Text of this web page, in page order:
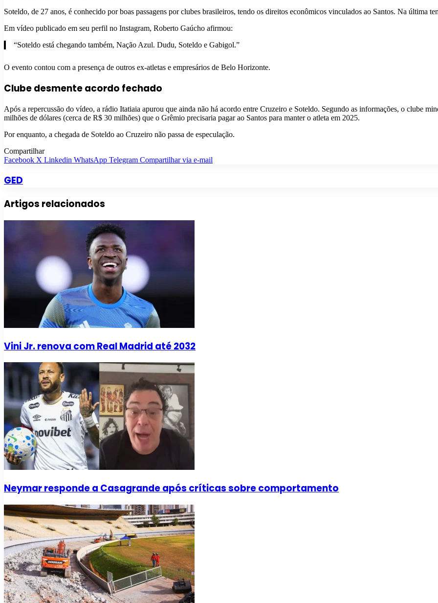
Soteldo, de 27 anos, é conhecido por boas passagens por clubes brasileiros, tendo os direitos econômicos vinculados ao Santos. Na última
Em vídeo publicado em seu perfil no Instagram, Roberto Gaúcho afirmou:
“Soteldo está chegando também, Nação Azul. Dudu, Soteldo e Gabigol.”
O evento contou com a presença de outros ex-atletas e empresários de Belo Horizonte.
Clube desmente acordo fechado
Após a repercussão do vídeo, a rádio Itatiaia apurou que ainda não há acordo entre Cruzeiro e Soteldo. Segundo as informações, o clube
milhões de dólares (cerca de R$ 30 milhões) que o Grêmio precisaria pagar ao Santos para manter o atleta em 2025.
Por enquanto, a chegada de Soteldo ao Cruzeiro não passa de especulação.
Compartilhar
Facebook X Linkedin WhatsApp Telegram Compartilhar via e-mail
GED
Artigos relacionados
Vini Jr. renova com Real Madrid até 2032
Neymar responde a Casagrande após críticas sobre comportamento